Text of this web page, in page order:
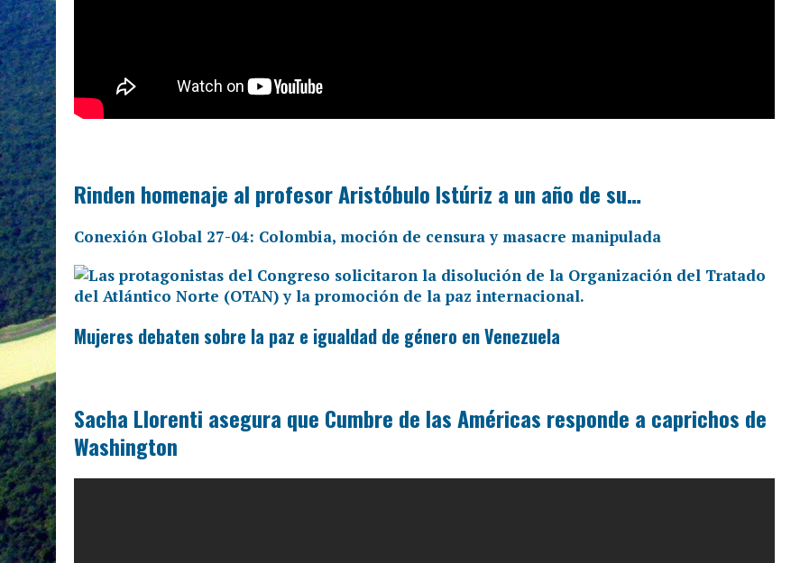
Rinden homenaje al profesor Aristóbulo Istúriz a un año de su…
Conexión Global 27-04: Colombia, moción de censura y masacre manipulada
Mujeres debaten sobre la paz e igualdad de género en Venezuela
Sacha Llorenti asegura que Cumbre de las Américas responde a caprichos de
Washington